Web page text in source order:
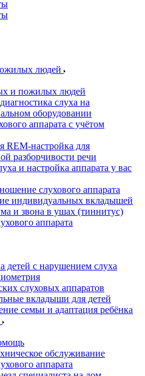
людей
и пожилых людей
слуха на
оборудовании
аппарата с учётом
REM-настройка для
разборчивости речи
и настройка аппарата у вас
слухового аппарата
индивидуальных вкладышей
и звона в ушах (тиннитус)
аппарата
детей с нарушением слуха
слуховых аппаратов
вкладыши для детей
семьи и адаптация ребёнка
обслуживание
аппарата